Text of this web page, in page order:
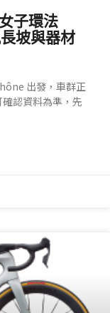
子環法
坡與器材
出發，車群正
認資料為準，先